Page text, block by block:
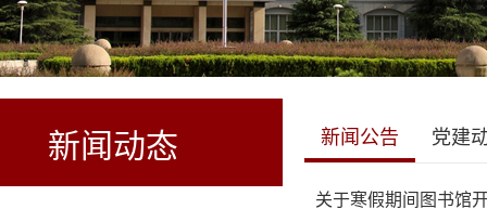
新闻动态 新闻公告 党建
关于寒假期间图书馆